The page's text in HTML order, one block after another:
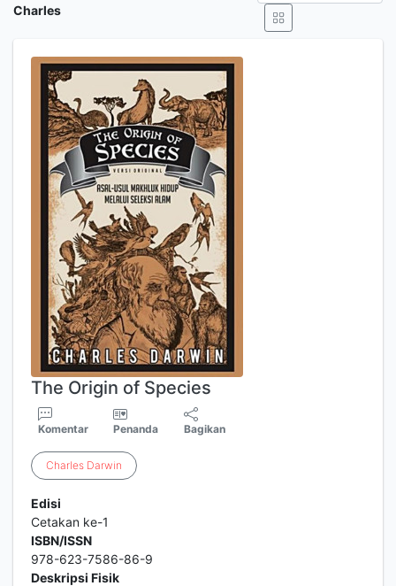
Charles
The Origin of Species
Komentar Penanda Bagikan
Charles Darwin
Edisi
Cetakan ke-1
ISBN/ISSN
978-623-7586-86-9
Deskripsi Fisik